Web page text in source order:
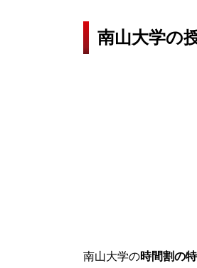
南山大学の
南山大学の時間割の